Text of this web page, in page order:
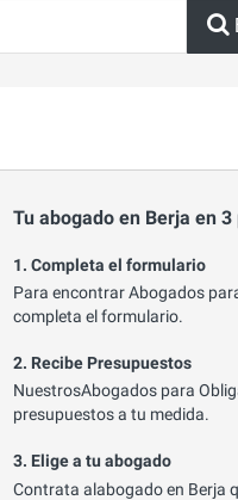
Tu abogado en Berja en 3
1. Completa el formulario
Para encontrar Abogados
completa el formulario.
2. Recibe Presupuestos
NuestrosAbogados para
presupuestos a tu medida.
3. Elige a tu abogado
Contrata alabogado en Berja